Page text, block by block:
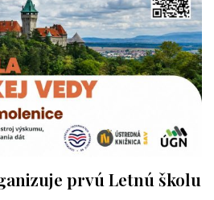
prvú Letnú školu